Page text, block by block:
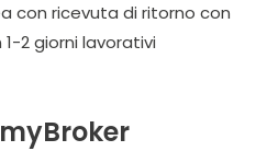
con ricevuta di ritorno con
2 giorni lavorativi